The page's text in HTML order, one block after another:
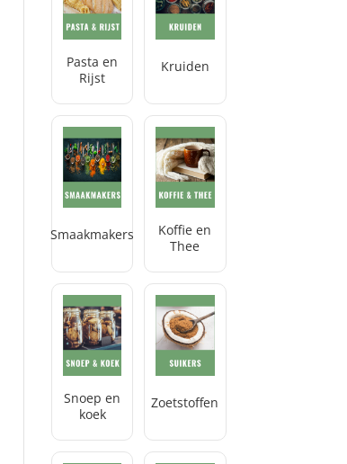
Pasta en
Rijst
Kruiden
Smaakmakers
Koffie en
Thee
Snoep en
koek
Zoetstoffen